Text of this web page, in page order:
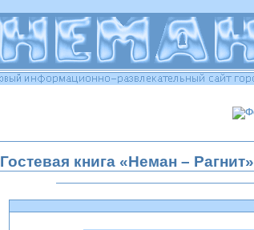
Гостевая книга «Неман – Рагнит»